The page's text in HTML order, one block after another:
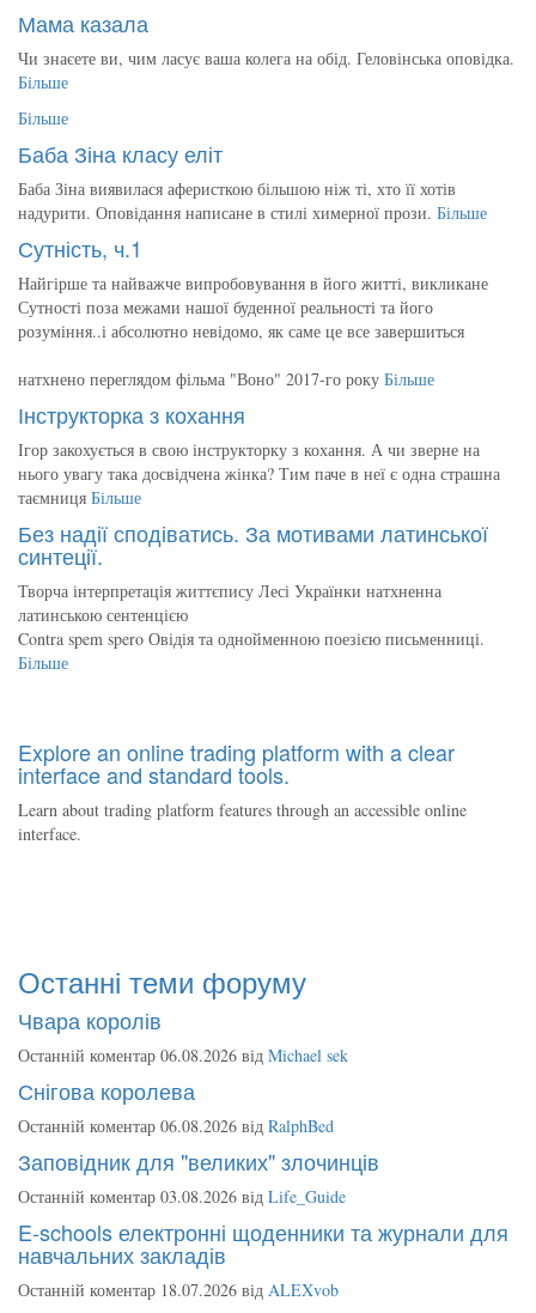
Мама казала
Чи знаєете ви, чим ласує ваша колега на обід. Геловінська оповідка.
Більше
Більше
Баба Зіна класу еліт
Баба Зіна виявилася аферисткою більшою ніж ті, хто її хотів
надурити. Оповідання написане в стилі химерної прози. Більше
Сутність, ч.1
Найгірше та найважче випробовування в його житті, викликане
Сутності поза межами нашої буденної реальності та його
розуміння..і абсолютно невідомо, як саме це все завершиться
натхнено переглядом фільма "Воно" 2017-го року Більше
Інструкторка з кохання
Ігор закохується в свою інструкторку з кохання. А чи зверне на
нього увагу така досвідчена жінка? Тим паче в неї є одна страшна
таємниця Більше
Без надії сподіватись. За мотивами латинської
синтеції.
Творча інтерпретація життєпису Лесі Українки натхненна
латинською сентенцією
Contra spem spero Овідія та однойменною поезією письменниці.
Більше
Explore an online trading platform with a clear
interface and standard tools.
Learn about trading platform features through an accessible online
interface.
Останні теми форуму
Чвара королів
Останній коментар 06.08.2026 від Michael sek
Снігова королева
Останній коментар 06.08.2026 від RalphBed
Заповідник для "великих" злочинців
Останній коментар 03.08.2026 від Life_Guide
E-schools електронні щоденники та журнали для
навчальних закладів
Останній коментар 18.07.2026 від ALEXvob